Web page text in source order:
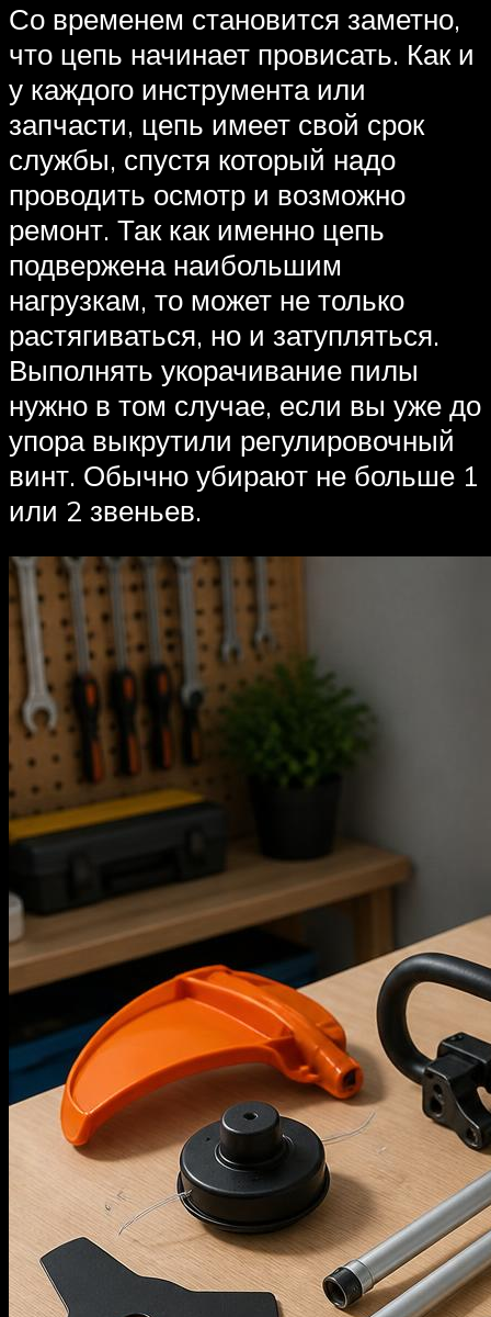
Со временем становится заметно,
что цепь начинает провисать. Как и
у каждого инструмента или
запчасти, цепь имеет свой срок
службы, спустя который надо
проводить осмотр и возможно
ремонт. Так как именно цепь
подвержена наибольшим
нагрузкам, то может не только
растягиваться, но и затупляться.
Выполнять укорачивание пилы
нужно в том случае, если вы уже до
упора выкрутили регулировочный
винт. Обычно убирают не больше 1
или 2 звеньев.